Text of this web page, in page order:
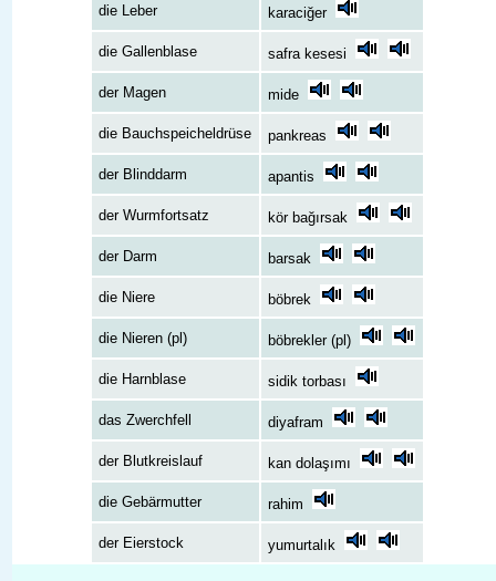
die Leber karaciğer
die Gallenblase safra kesesi
der Magen mide
die Bauchspeicheldrüse pankreas
der Blinddarm apantis
der Wurmfortsatz kör bağırsak
der Darm barsak
die Niere böbrek
die Nieren (pl) böbrekler (pl)
die Harnblase sidik torbası
das Zwerchfell diyafram
der Blutkreislauf kan dolaşımı
die Gebärmutter rahim
der Eierstock yumurtalık